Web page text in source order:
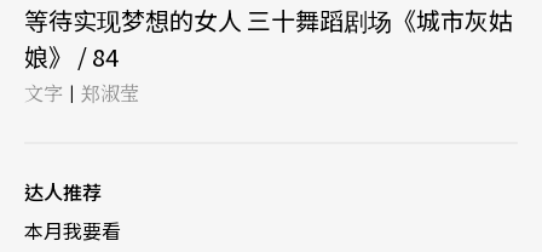
等待实现梦想的女人 三十舞蹈剧场《城市灰姑
娘》 / 84
文字 | 郑淑莹
达人推荐
本月我要看